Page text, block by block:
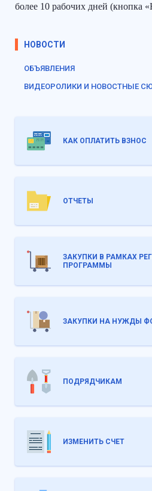
более 10 рабочих дней (кнопка
НОВОСТИ
ОБЪЯВЛЕНИЯ
ВИДЕОРОЛИКИ И НОВОСТНЫЕ
КАК ОПЛАТИТЬ ВЗНОС
ОТЧЕТЫ
ЗАКУПКИ В РАМКАХ
ПРОГРАММЫ
ЗАКУПКИ НА НУЖДЫ
ПОДРЯДЧИКАМ
ИЗМЕНИТЬ СЧЕТ